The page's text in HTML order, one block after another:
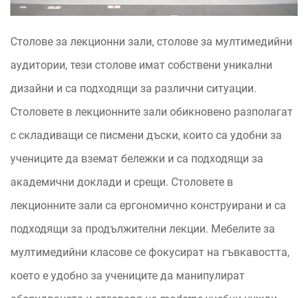
Столове за лекционни зали, столове за мултимедийни
аудитории, тези столове имат собствени уникални
дизайни и са подходящи за различни ситуации.
Столовете в лекционните зали обикновено разполагат
с складиващи се писмени дъски, които са удобни за
учениците да вземат бележки и са подходящи за
академични доклади и срещи. Столовете в
лекционните зали са ергономично конструирани и са
подходящи за продължителни лекции. Мебелите за
мултимедийни класове се фокусират на гъвкавостта,
което е удобно за учениците да манипулират